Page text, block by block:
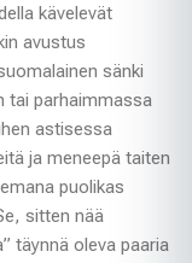
kävelevät
avustus
sänki
tai parhaimmassa
astisessa
ja meneepä taiten
puolikas
sitten nää
täynnä oleva paaria